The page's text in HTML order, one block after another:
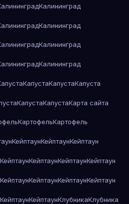
Калининград
Калининград
Калининград
Калининград
КапустаКапустаКапуста
КапустаКапустаКарта сайта
КартофельКартофель
КейптаунКейптаунКейптаун
КейптаунКейптаунКейптаунКейптаун
КейптаунКейптаунКейптаунКейптаун
КейптаунКейптаунКлубникаКлубника